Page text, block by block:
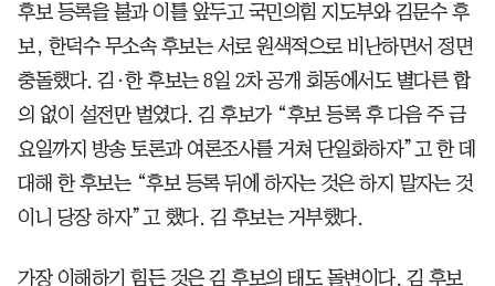
후보 등록을 불과 이틀 앞두고 국민의힘 지도부와 김문수 후
보, 한덕수 무소속 후보는 서로 원색적으로 비난하면서 정면
충돌했다. 김·한 후보는 8일 2차 공개 회동에서도 별다른 합
의 없이 설전만 벌였다. 김 후보가 “후보 등록 후 다음 주 금
요일까지 방송 토론과 여론조사를 거쳐 단일화하자”고 한 데
대해 한 후보는 “후보 등록 뒤에 하자는 것은 하지 말자는 것
이니 당장 하자”고 했다. 김 후보는 거부했다.
가장 이해하기 힘든 것은 김 후보의 태도 돌변이다. 김 후보